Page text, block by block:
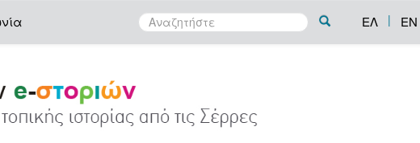
ΕΛ | EN